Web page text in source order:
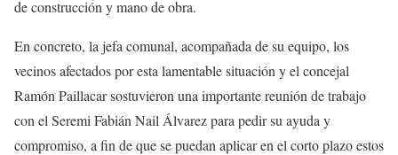
de construcción y mano de obra.
En concreto, la jefa comunal, acompañada de su equipo, los
vecinos afectados por esta lamentable situación y el concejal
Ramón Paillacar sostuvieron una importante reunión de trabajo
con el Seremi Fabián Nail Álvarez para pedir su ayuda y
compromiso, a fin de que se puedan aplicar en el corto plazo estos